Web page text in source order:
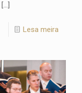
[…]
Lesa meira